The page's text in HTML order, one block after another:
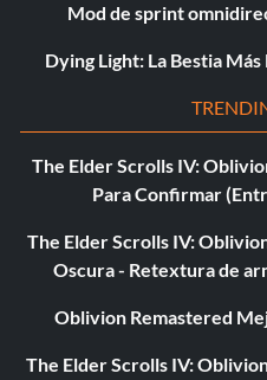
Mod de sprint
Dying Light: La Bestia
The Elder Scrolls IV:
Para Confirmar
The Elder Scrolls IV:
Oscura - Retextura de
Oblivion Remastered
The Elder Scrolls IV: